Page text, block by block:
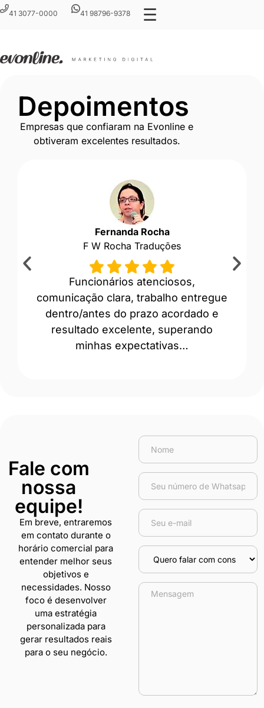
41 3077-0000 41 98796-9378 ☰
Depoimentos
Empresas que confiaram na Evonline e
obtiveram excelentes resultados.
Fernanda Rocha
F W Rocha Traduções
Funcionários atenciosos,
comunicação clara, trabalho entregue
dentro/antes do prazo acordado e
resultado excelente, superando
minhas expectativas…
Fale com
nossa
equipe!
Em breve, entraremos
em contato durante o
horário comercial para
entender melhor seus
objetivos e
necessidades. Nosso
foco é desenvolver
uma estratégia
personalizada para
gerar resultados reais
para o seu negócio.